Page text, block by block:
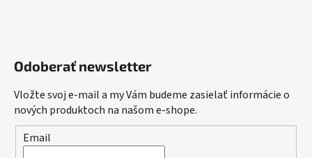
Odoberať newsletter
Vložte svoj e-mail a my Vám budeme zasielať informácie o
nových produktoch na našom e-shope.
Email